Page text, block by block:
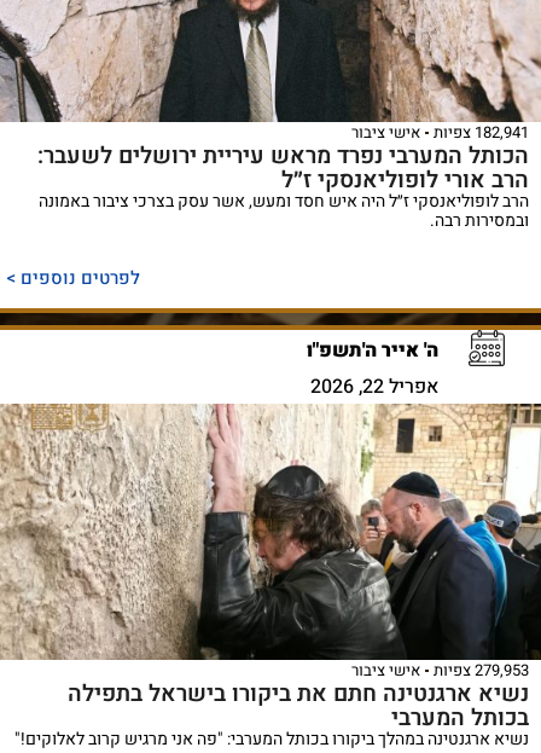
182,941 צפיות אישי ציבור
הכותל המערבי נפרד מראש עיריית ירושלים לשעבר:
הרב אורי לופוליאנסקי ז״ל
הרב לופוליאנסקי ז״ל היה איש חסד ומעש, אשר עסק בצרכי ציבור באמונה
ובמסירות רבה.
לפרטים נוספים >
ה' אייר ה'תשפ"ו
אפריל 22, 2026
279,953 צפיות אישי ציבור
נשיא ארגנטינה חתם את ביקורו בישראל בתפילה
בכותל המערבי
נשיא ארגנטינה במהלך ביקורו בכותל המערבי: "פה אני מרגיש קרוב לאלוקים!"